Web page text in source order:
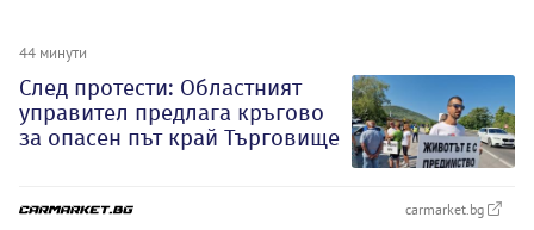
44 минути
След протести: Областният
управител предлага кръгово
за опасен път край Търговище
carmarket.bg